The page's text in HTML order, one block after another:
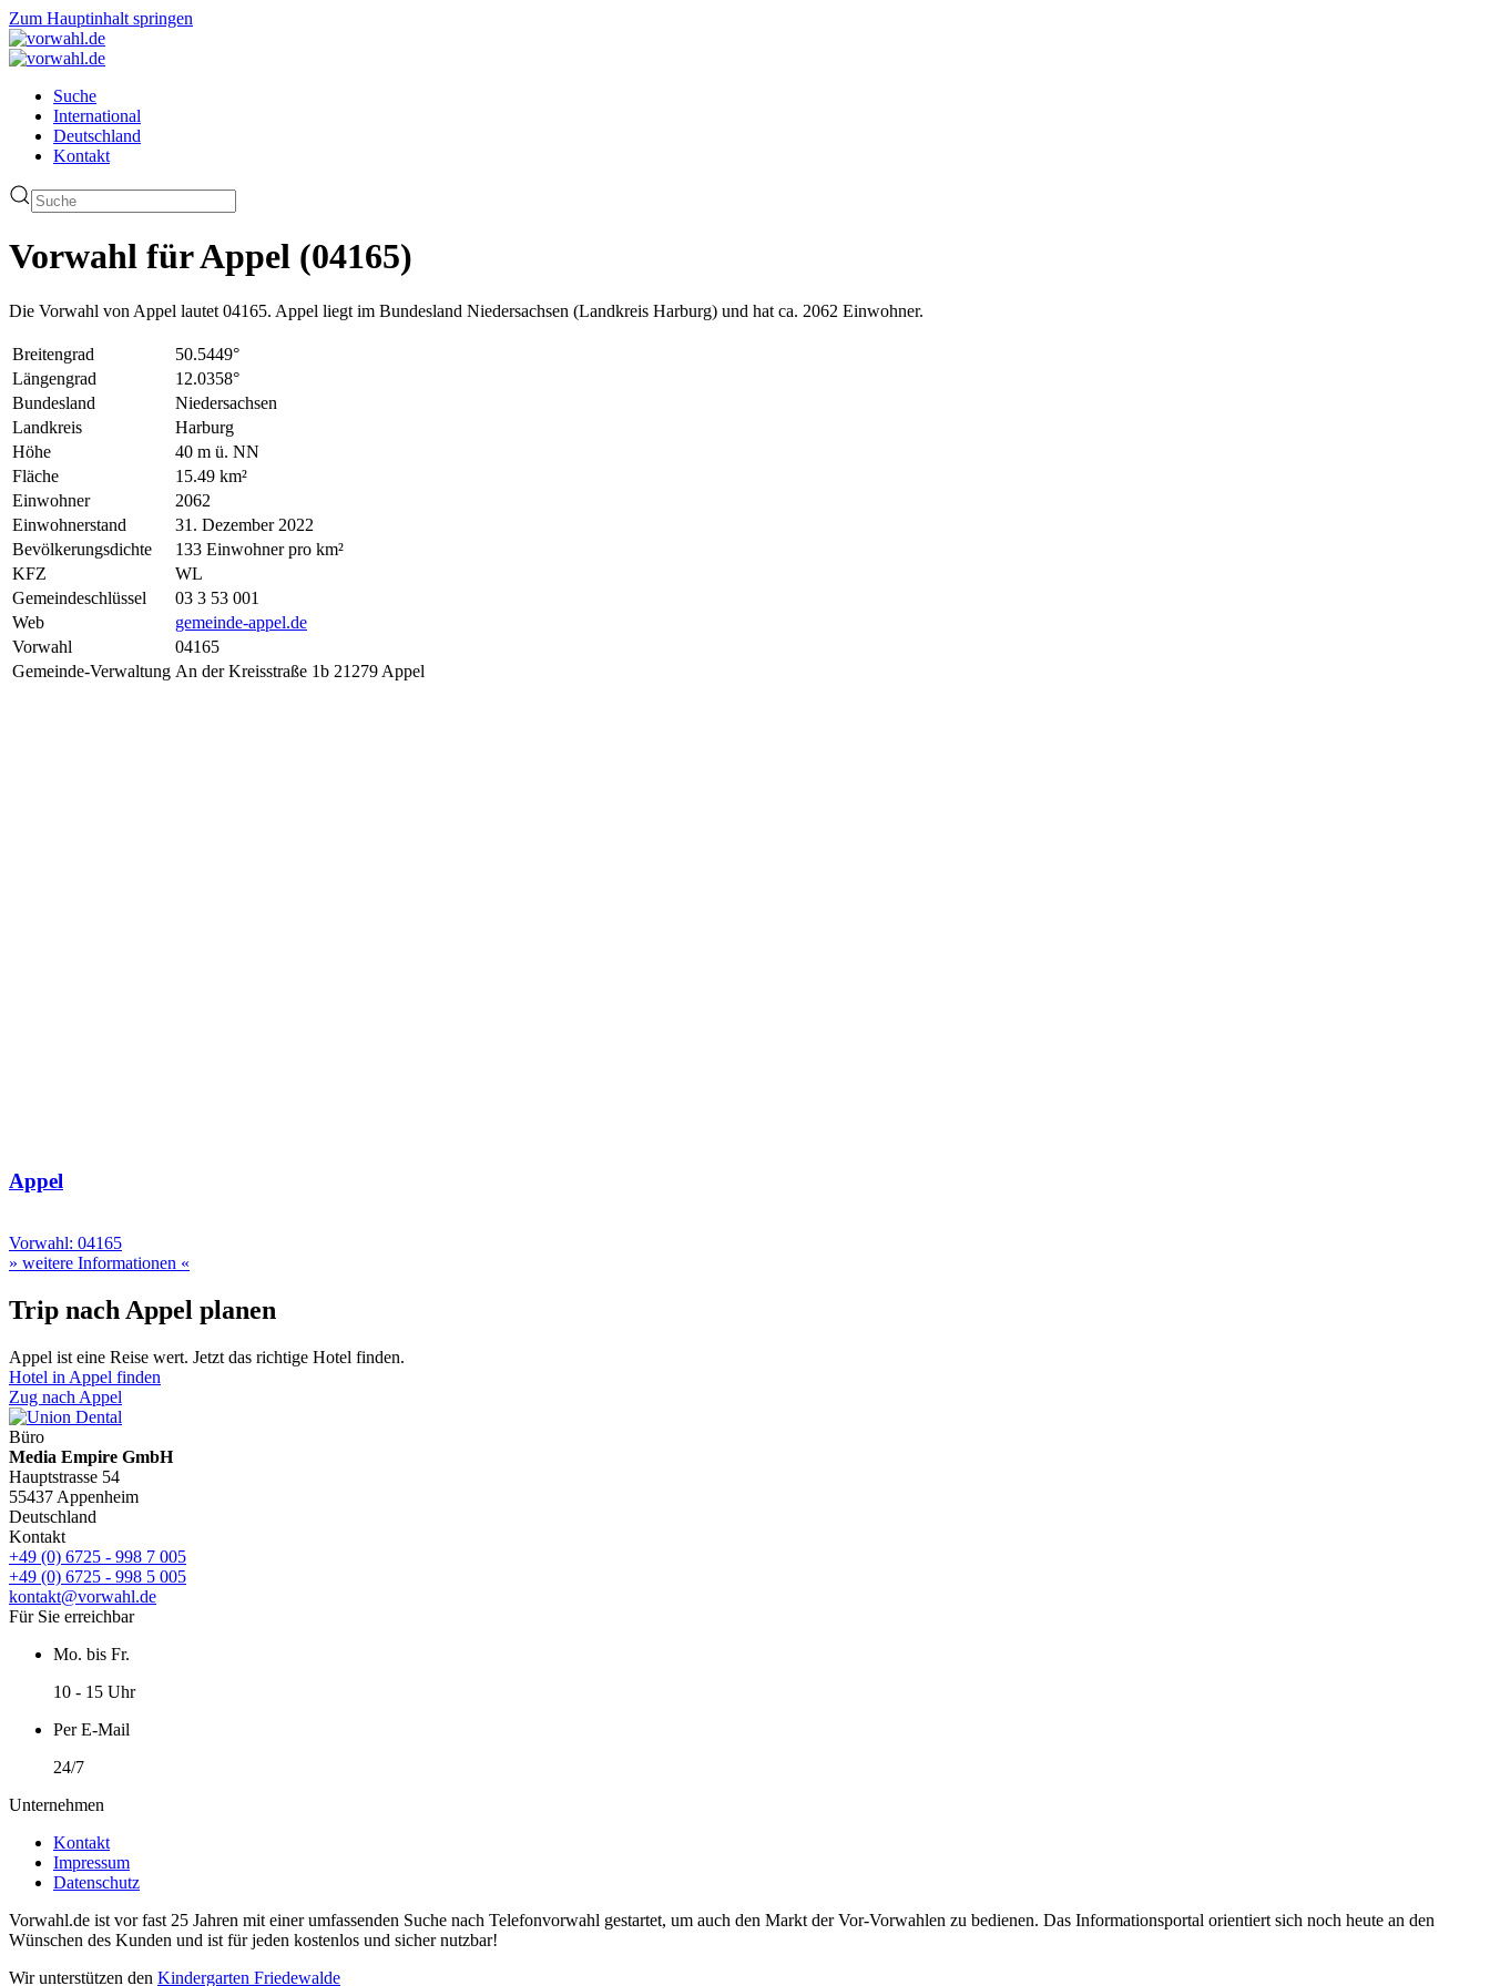
Zum Hauptinhalt springen
Suche
International
Deutschland
Kontakt
Vorwahl für Appel (04165)
Die Vorwahl von Appel lautet 04165. Appel liegt im Bundesland Niedersachsen (Landkreis Harburg) und hat ca. 2062 Einwohner.
Breitengrad
50.5449°
Längengrad
12.0358°
Bundesland
Niedersachsen
Landkreis
Harburg
Höhe
40 m ü. NN
Fläche
15.49 km²
Einwohner
2062
Einwohnerstand
31. Dezember 2022
Bevölkerungsdichte
133 Einwohner pro km²
KFZ
WL
Gemeindeschlüssel
03 3 53 001
Web
gemeinde-appel.de
Vorwahl
04165
Gemeinde-Verwaltung An der Kreisstraße 1b 21279 Appel
Appel
Vorwahl: 04165
» weitere Informationen «
Trip nach Appel planen
Appel ist eine Reise wert. Jetzt das richtige Hotel finden.
Hotel in Appel finden
Zug nach Appel
Büro
Media Empire GmbH
Hauptstrasse 54
55437 Appenheim
Deutschland
Kontakt
+49 (0) 6725 - 998 7 005
+49 (0) 6725 - 998 5 005
kontakt@vorwahl.de
Für Sie erreichbar
Mo. bis Fr.
10 - 15 Uhr
Per E-Mail
24/7
Unternehmen
Kontakt
Impressum
Datenschutz
Vorwahl.de ist vor fast 25 Jahren mit einer umfassenden Suche nach Telefonvorwahl gestartet, um auch den Markt der Vor-Vorwahlen zu bedienen. Das Informationsportal orientiert sich noch heute an den
Wünschen des Kunden und ist für jeden kostenlos und sicher nutzbar!
Wir unterstützen den Kindergarten Friedewalde